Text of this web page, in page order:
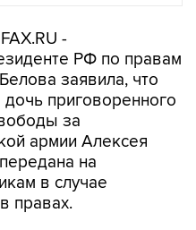
-
РФ по правам
заявила, что
приговоренного
за
армии Алексея
на
в случае
правах.